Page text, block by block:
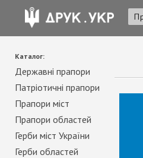
Каталог:
Державні прапори
Патріотичні прапори
Прапори міст
Прапори областей
Герби міст України
Герби областей